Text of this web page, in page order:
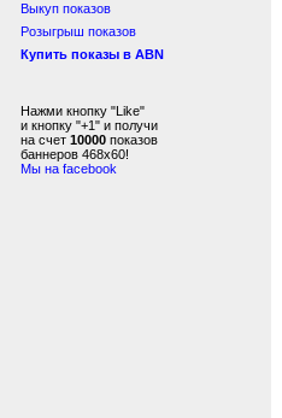
Выкуп показов
Розыгрыш показов
Купить показы в ABN
Нажми кнопку "Like"
и кнопку "+1" и получи
на счет 10000 показов
баннеров 468x60!
Мы на facebook